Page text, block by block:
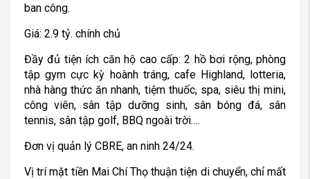
ban công.
Giá: 2.9 tỷ. chính chủ
Đầy đủ tiện ích căn hộ cao cấp: 2 hồ bơi rộng, phòng
tập gym cực kỳ hoành tráng, cafe Highland, lotteria,
nhà hàng thức ăn nhanh, tiệm thuốc, spa, siêu thị mini,
công viên, sân tập dưỡng sinh, sân bóng đá, sân
tennis, sân tập golf, BBQ ngoài trời….
Đơn vị quản lý CBRE, an ninh 24/24.
Vị trí mặt tiền Mai Chí Thọ thuận tiện di chuyển, chỉ mất